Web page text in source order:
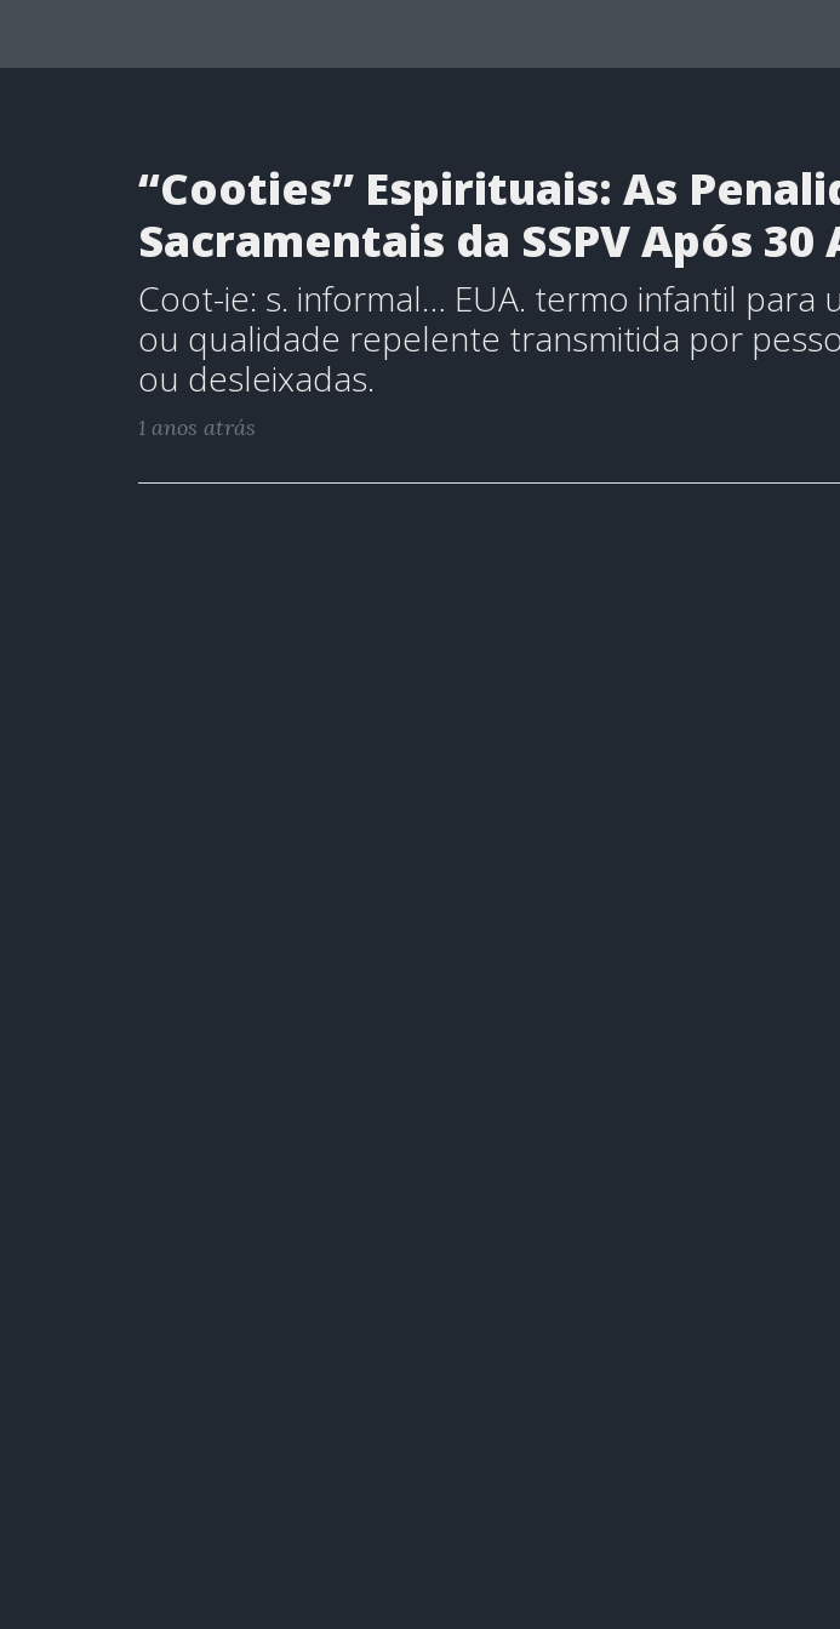
“Cooties” Espirituais: As
Sacramentais da SSPV Após 30
Coot-ie: s. informal… EUA. termo infantil para
ou qualidade repelente transmitida por
ou desleixadas.
1 anos atrás